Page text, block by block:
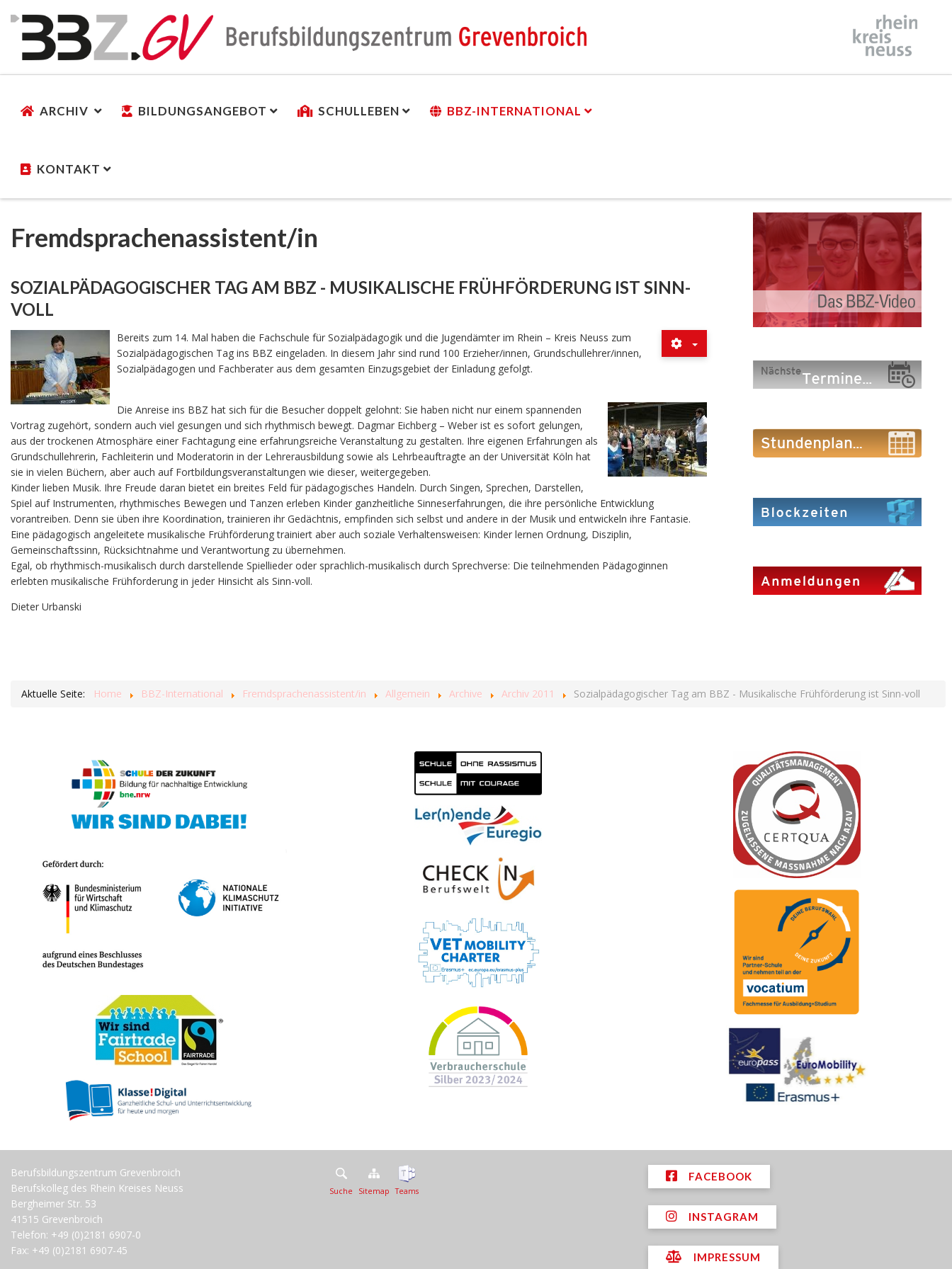
ARCHIV BILDUNGSANGEBOT SCHULLEBEN BBZ-INTERNATIONAL
KONTAKT
Fremdsprachenassistent/in
SOZIALPÄDAGOGISCHER TAG AM BBZ - MUSIKALISCHE FRÜHFÖRDERUNG IST SINN-
VOLL
Bereits zum 14. Mal haben die Fachschule für Sozialpädagogik und die Jugendämter im Rhein – Kreis Neuss zum
Sozialpädagogischen Tag ins BBZ eingeladen. In diesem Jahr sind rund 100 Erzieher/innen, Grundschullehrer/innen,
Sozialpädagogen und Fachberater aus dem gesamten Einzugsgebiet der Einladung gefolgt.
Die Anreise ins BBZ hat sich für die Besucher doppelt gelohnt: Sie haben nicht nur einem spannenden
Vortrag zugehört, sondern auch viel gesungen und sich rhythmisch bewegt. Dagmar Eichberg – Weber ist es sofort gelungen,
aus der trockenen Atmosphäre einer Fachtagung eine erfahrungsreiche Veranstaltung zu gestalten. Ihre eigenen Erfahrungen als
Grundschullehrerin, Fachleiterin und Moderatorin in der Lehrerausbildung sowie als Lehrbeauftragte an der Universität Köln hat
sie in vielen Büchern, aber auch auf Fortbildungsveranstaltungen wie dieser, weitergegeben.
Kinder lieben Musik. Ihre Freude daran bietet ein breites Feld für pädagogisches Handeln. Durch Singen, Sprechen, Darstellen,
Spiel auf Instrumenten, rhythmisches Bewegen und Tanzen erleben Kinder ganzheitliche Sinneserfahrungen, die ihre persönliche Entwicklung
vorantreiben. Denn sie üben ihre Koordination, trainieren ihr Gedächtnis, empfinden sich selbst und andere in der Musik und entwickeln ihre Fantasie.
Eine pädagogisch angeleitete musikalische Frühförderung trainiert aber auch soziale Verhaltensweisen: Kinder lernen Ordnung, Disziplin,
Gemeinschaftssinn, Rücksichtnahme und Verantwortung zu übernehmen.
Egal, ob rhythmisch-musikalisch durch darstellende Spiellieder oder sprachlich-musikalisch durch Sprechverse: Die teilnehmenden Pädagoginnen
erlebten musikalische Frühforderung in jeder Hinsicht als Sinn-voll.
Dieter Urbanski
Aktuelle Seite: Home BBZ-International Fremdsprachenassistent/in Allgemein Archive Archiv 2011 Sozialpädagogischer Tag am BBZ - Musikalische Frühförderung ist Sinn-voll
Berufsbildungszentrum Grevenbroich
Berufskolleg des Rhein Kreises Neuss
Bergheimer Str. 53
41515 Grevenbroich
Telefon: +49 (0)2181 6907-0
Fax: +49 (0)2181 6907-45
Suche Sitemap Teams
FACEBOOK
INSTAGRAM
IMPRESSUM